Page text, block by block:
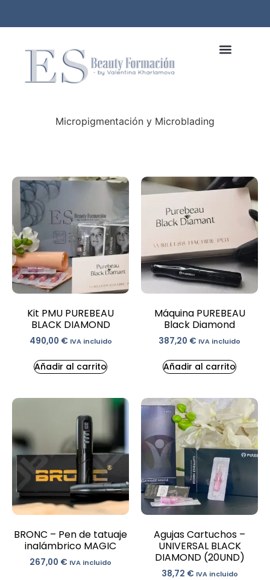
Micropigmentación y Microblading
Kit PMU PUREBEAU
BLACK DIAMOND
490,00 € IVA incluido
Añadir al carrito
Máquina PUREBEAU
Black Diamond
387,20 € IVA incluido
Añadir al carrito
BRONC – Pen de tatuaje
inalámbrico MAGIC
267,00 € IVA incluido
Agujas Cartuchos –
UNIVERSAL BLACK
DIAMOND (20UND)
38,72 € IVA incluido